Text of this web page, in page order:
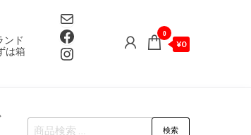
ンド
は箱
Mail
Facebook
Instagram
0
¥0
検
検索